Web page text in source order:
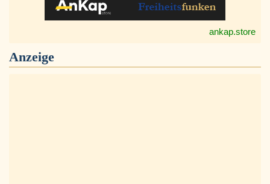
ankap.store
Anzeige